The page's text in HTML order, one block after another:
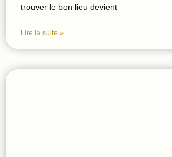
trouver le bon lieu devient
Lire la suite »